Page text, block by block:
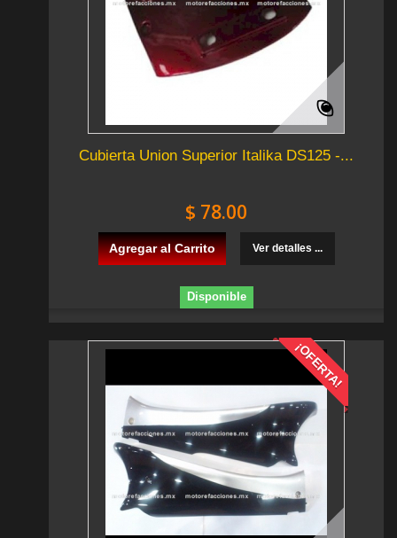
Cubierta Union Superior Italika DS125 -...
$ 78.00
Agregar al Carrito Ver detalles ...
Disponible
¡OFERTA!